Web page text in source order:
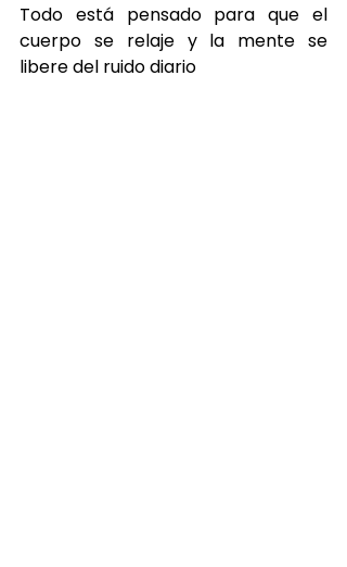
Todo está pensado para que el
cuerpo se relaje y la mente se
libere del ruido diario